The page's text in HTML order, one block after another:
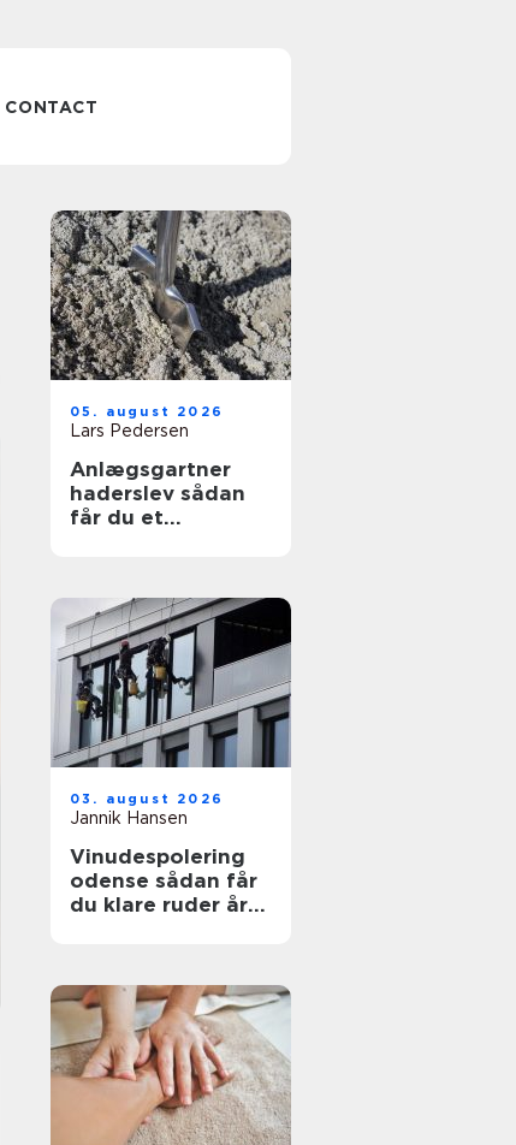
CONTACT
05. august 2026
Lars Pedersen
Anlægsgartner
haderslev sådan
får du et
03. august 2026
Jannik Hansen
Vinudespolering
odense sådan får
du klare ruder året